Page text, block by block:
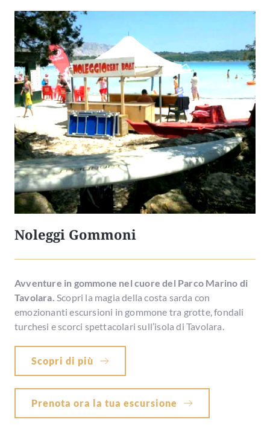
Noleggi Gommoni
Avventure in gommone nel cuore del Parco Marino di
Tavolara. Scopri la magia della costa sarda con
emozionanti escursioni in gommone tra grotte, fondali
turchesi e scorci spettacolari sull’isola di Tavolara.
Scopri di più
Prenota ora la tua escursione